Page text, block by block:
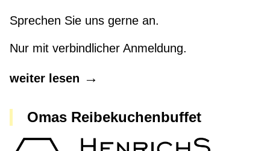
Sprechen Sie uns gerne an.
Nur mit verbindlicher Anmeldung.
weiter lesen
Omas Reibekuchenbuffet